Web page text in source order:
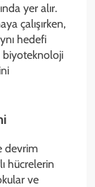
yer alır.
çalışırken,
hedefi
biyoteknoloji
devrim
hücrelerin
ve